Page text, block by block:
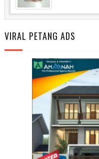
VIRAL PETANG ADS